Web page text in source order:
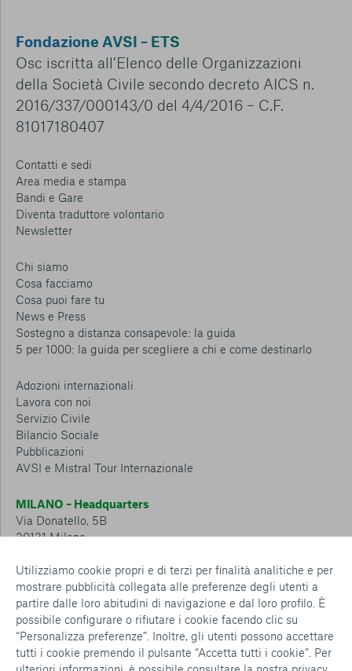
Utilizziamo cookie propri e di terzi per finalità analitiche e per
mostrare pubblicità collegata alle preferenze degli utenti a
partire dalle loro abitudini di navigazione e dal loro profilo. È
possibile configurare o rifiutare i cookie facendo clic su
“Personalizza preferenze”. Inoltre, gli utenti possono accettare
tutti i cookie premendo il pulsante “Accetta tutti i cookie”. Per
Fondazione AVSI – ETS
Osc iscritta all’Elenco delle Organizzazioni
della Società Civile secondo decreto AICS n.
2016/337/000143/0 del 4/4/2016 – C.F.
81017180407
Contatti e sedi
Area media e stampa
Bandi e Gare
Diventa traduttore volontario
Newsletter
Chi siamo
Cosa facciamo
Cosa puoi fare tu
News e Press
Sostegno a distanza consapevole: la guida
5 per 1000: la guida per scegliere a chi e come destinarlo
Adozioni internazionali
Lavora con noi
Servizio Civile
Bilancio Sociale
Pubblicazioni
AVSI e Mistral Tour Internazionale
MILANO – Headquarters
Via Donatello, 5B
20131 Milano
CESENA – Sostegno a distanza
Via Padre Vicinio da Sarsina, 216
47521 Cesena
Tel.: 0547 360 811